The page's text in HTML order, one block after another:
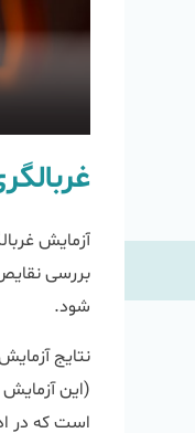
آزمایش
شود.
نتایج
(این آزمایش
است که در